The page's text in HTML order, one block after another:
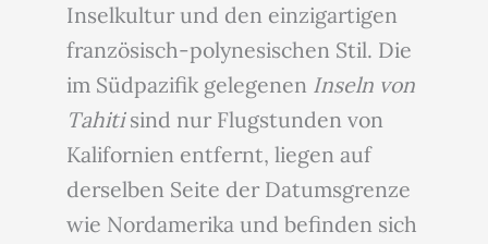
Inselkultur und den einzigartigen
französisch-polynesischen Stil. Die
im Südpazifik gelegenen Inseln von
Tahitisind nur Flugstunden von
Kalifornien entfernt, liegen auf
derselben Seite der Datumsgrenze
wie Nordamerika und befinden sich